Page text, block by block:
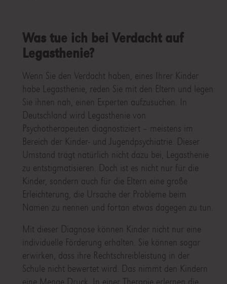
Was tue ich bei Verdacht auf
Legasthenie?
Wenn Sie den Verdacht haben, eines Ihrer Kinder
habe Legasthenie, reden Sie mit den Eltern und legen
Sie ihnen nah, einen Experten aufzusuchen. In
Deutschland wird Legasthenie von
Psychotherapeuten diagnostiziert – meistens im
Bereich der Kinder- und Jugendpsychiatrie. Dieser
Umstand trägt natürlich nicht dazu bei, Legasthenie
zu entstigmatisieren. Doch ist es nicht nur für die
Kinder, sondern auch für die Eltern eine große
Erleichterung, die Ursache der Probleme beim
Namen zu nennen und fortan etwas dagegen zu tun.
Mit dieser Diagnose können Kinder nicht nur eine
individuelle Förderung erhalten. Sie können sogar
erwirken, dass ihre Rechtschreibleistung in der
Schule nicht bewertet wird. Das nimmt den Kindern